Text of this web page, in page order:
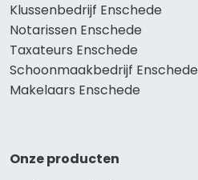
Klussenbedrijf Enschede
Notarissen Enschede
Taxateurs Enschede
Schoonmaakbedrijf Enschede
Makelaars Enschede
Onze producten